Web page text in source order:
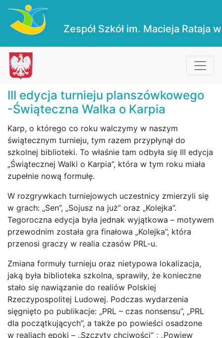
Zespół Szkół im. Macieja Rataja
III edycja turnieju planszówkowego
-Świąteczna Walka o Karpia
Karp, o którego co roku walczymy w naszym
świątecznym turnieju, tym razem przypłynął do
szkolnej biblioteki. To właśnie tam odbyła się III edycja
„Świątecznej Walki o Karpia”, która w tym roku miała
zupełnie nową formułę.
W rozgrywkach turniejowych uczestnicy zmierzyli się
w grach: „Sen”, „Sojusz na już” oraz „Kolejka”.
Tegoroczna edycja była jednak wyjątkowa – motywem
przewodnim została gra finałowa „Kolejka”, która
przenosi graczy w realia czasów PRL-u.
Zmiana formuły turnieju oraz nietypowa lokalizacja,
jaką była biblioteka szkolna, sprawiły, że konieczne
stało się nawiązanie do realiów Polskiej
Rzeczypospolitej Ludowej. Podczas wydarzenia
sięgnięto po publikacje: „PRL – czas nonsensu”, „PRL
dla początkujących”, a także po powieści osadzone
w realiach epoki – „Szczyty chciwości” ; „Powiew